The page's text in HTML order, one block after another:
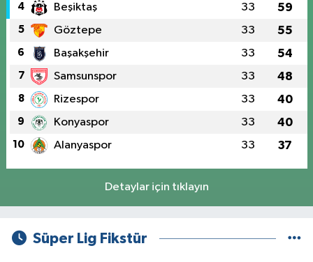
4 Beşiktaş 33 59
5 Göztepe 33 55
6 Başakşehir 33 54
7 Samsunspor 33 48
8 Rizespor 33 40
9 Konyaspor 33 40
10 Alanyaspor 33 37
Detaylar için tıklayın
Süper Lig Fikstür